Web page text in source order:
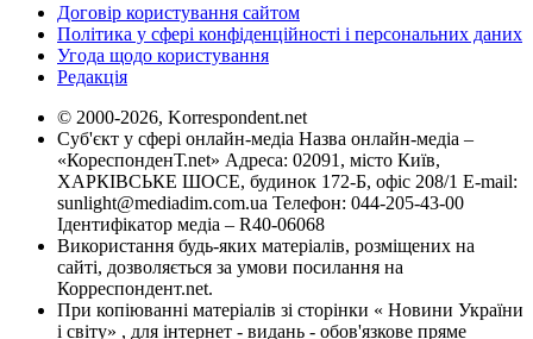
Договір користування сайтом
Політика у сфері конфіденційності і персональних даних
Угода щодо користування
Редакція
© 2000-2026, Korrespondent.net
Суб'єкт у сфері онлайн-медіа Назва онлайн-медіа –
«КореспонденТ.net» Адреса: 02091, місто Київ,
ХАРКІВСЬКЕ ШОСЕ, будинок 172-Б, офіс 208/1 E-mail:
sunlight@mediadim.com.ua Телефон: 044-205-43-00
Ідентифікатор медіа – R40-06068
Використання будь-яких матеріалів, розміщених на
сайті, дозволяється за умови посилання на
Корреспондент.net.
При копіюванні матеріалів зі сторінки « Новини України
і світу» , для інтернет - видань - обов'язкове пряме